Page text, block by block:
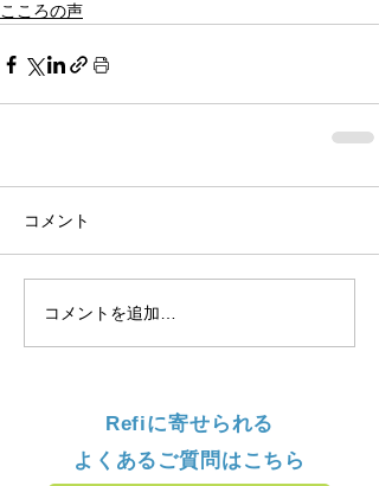
こころの声
コメント
コメントを追加…
Refiに寄せられる
よくあるご質問はこちら